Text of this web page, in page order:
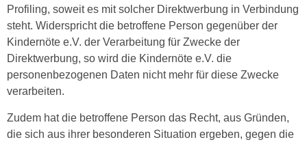
Profiling, soweit es mit solcher Direktwerbung in Verbindung
steht. Widerspricht die betroffene Person gegenüber der
Kindernöte e.V. der Verarbeitung für Zwecke der
Direktwerbung, so wird die Kindernöte e.V. die
personenbezogenen Daten nicht mehr für diese Zwecke
verarbeiten.
Zudem hat die betroffene Person das Recht, aus Gründen,
die sich aus ihrer besonderen Situation ergeben, gegen die